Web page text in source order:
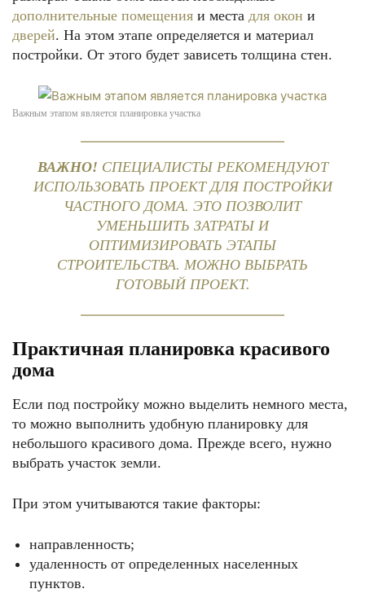
дополнительные помещения и места для окон и
дверей. На этом этапе определяется и материал
постройки. От этого будет зависеть толщина стен.
Важным этапом является планировка участка
ВАЖНО! СПЕЦИАЛИСТЫ РЕКОМЕНДУЮТ
ИСПОЛЬЗОВАТЬ ПРОЕКТ ДЛЯ ПОСТРОЙКИ
ЧАСТНОГО ДОМА. ЭТО ПОЗВОЛИТ
УМЕНЬШИТЬ ЗАТРАТЫ И
ОПТИМИЗИРОВАТЬ ЭТАПЫ
СТРОИТЕЛЬСТВА. МОЖНО ВЫБРАТЬ
ГОТОВЫЙ ПРОЕКТ.
Практичная планировка красивого
дома
Если под постройку можно выделить немного места,
то можно выполнить удобную планировку для
небольшого красивого дома. Прежде всего, нужно
выбрать участок земли.
При этом учитываются такие факторы:
направленность;
удаленность от определенных населенных
пунктов.